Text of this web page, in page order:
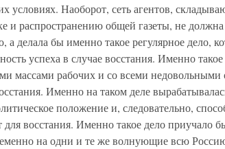
условиях. Наоборот, сеть агентов,
и распространению общей газеты, не
а делала бы именно такое регулярное дело,
успеха в случае восстания. Именно
массами рабочих и со всеми недовольными
Именно на таком деле
положение и, следовательно,
восстания. Именно такое дело приучало
на одни и те же волнующие всю